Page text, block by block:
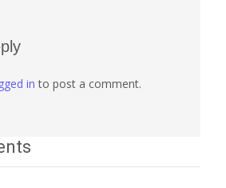
in to post a comment.